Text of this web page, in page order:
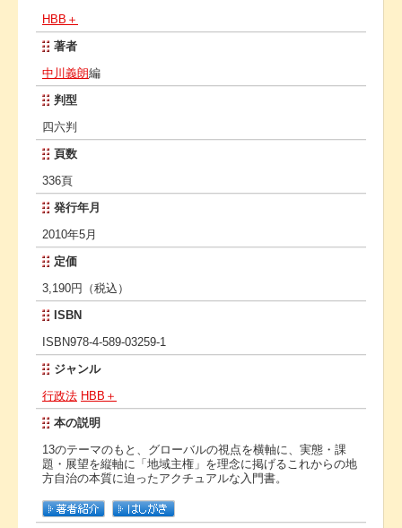
HBB＋
著者
中川義朗編
判型
四六判
頁数
336頁
発行年月
2010年5月
定価
3,190円（税込）
ISBN
ISBN978-4-589-03259-1
ジャンル
行政法 HBB＋
本の説明
13のテーマのもと、グローバルの視点を横軸に、実態・課
題・展望を縦軸に「地域主権」を理念に掲げるこれからの地
方自治の本質に迫ったアクチュアルな入門書。